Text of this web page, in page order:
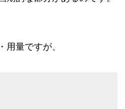
用量ですが、